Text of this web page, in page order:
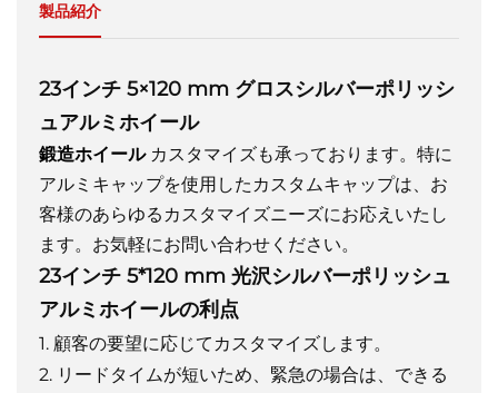
製品紹介
23インチ 5×120 mm グロスシルバーポリッシ
ュアルミホイール
鍛造ホイール カスタマイズも承っております。特に
アルミキャップを使用したカスタムキャップは、お
客様のあらゆるカスタマイズニーズにお応えいたし
ます。お気軽にお問い合わせください。
23インチ 5*120 mm 光沢シルバーポリッシュ
アルミホイールの利点
1. 顧客の要望に応じてカスタマイズします。
2. リードタイムが短いため、緊急の場合は、できる